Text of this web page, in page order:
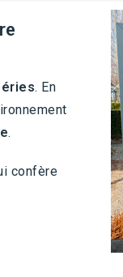
. En
.
confère